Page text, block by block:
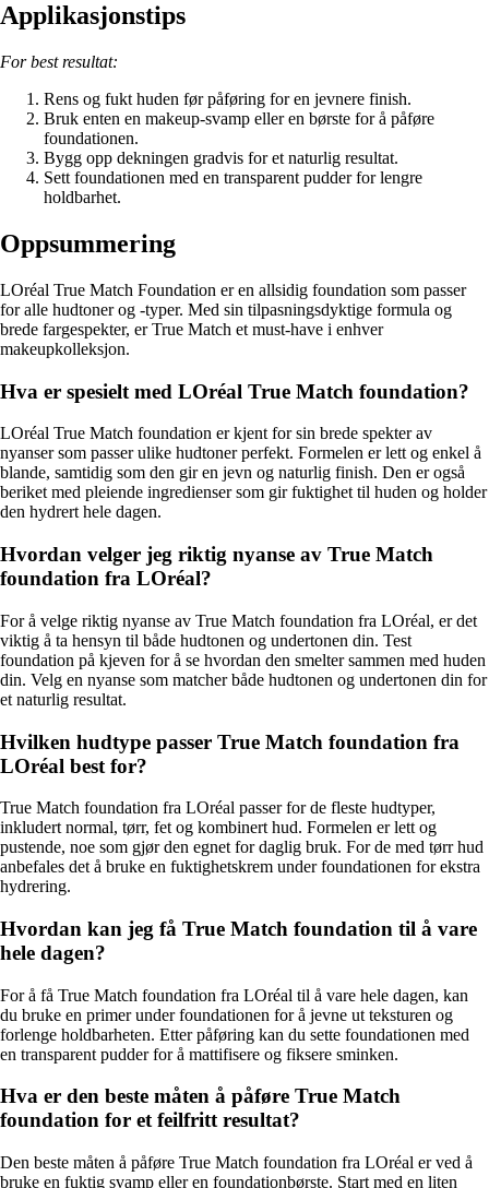
Applikasjonstips
For best resultat:
Rens og fukt huden før påføring for en jevnere finish.
Bruk enten en makeup-svamp eller en børste for å påføre
foundationen.
Bygg opp dekningen gradvis for et naturlig resultat.
Sett foundationen med en transparent pudder for lengre
holdbarhet.
Oppsummering
LOréal True Match Foundation er en allsidig foundation som passer
for alle hudtoner og -typer. Med sin tilpasningsdyktige formula og
brede fargespekter, er True Match et must-have i enhver
makeupkolleksjon.
Hva er spesielt med LOréal True Match foundation?
LOréal True Match foundation er kjent for sin brede spekter av
nyanser som passer ulike hudtoner perfekt. Formelen er lett og enkel å
blande, samtidig som den gir en jevn og naturlig finish. Den er også
beriket med pleiende ingredienser som gir fuktighet til huden og holder
den hydrert hele dagen.
Hvordan velger jeg riktig nyanse av True Match
foundation fra LOréal?
For å velge riktig nyanse av True Match foundation fra LOréal, er det
viktig å ta hensyn til både hudtonen og undertonen din. Test
foundation på kjeven for å se hvordan den smelter sammen med huden
din. Velg en nyanse som matcher både hudtonen og undertonen din for
et naturlig resultat.
Hvilken hudtype passer True Match foundation fra
LOréal best for?
True Match foundation fra LOréal passer for de fleste hudtyper,
inkludert normal, tørr, fet og kombinert hud. Formelen er lett og
pustende, noe som gjør den egnet for daglig bruk. For de med tørr hud
anbefales det å bruke en fuktighetskrem under foundationen for ekstra
hydrering.
Hvordan kan jeg få True Match foundation til å vare
hele dagen?
For å få True Match foundation fra LOréal til å vare hele dagen, kan
du bruke en primer under foundationen for å jevne ut teksturen og
forlenge holdbarheten. Etter påføring kan du sette foundationen med
en transparent pudder for å mattifisere og fiksere sminken.
Hva er den beste måten å påføre True Match
foundation for et feilfritt resultat?
Den beste måten å påføre True Match foundation fra LOréal er ved å
bruke en fuktig svamp eller en foundationbørste. Start med en liten